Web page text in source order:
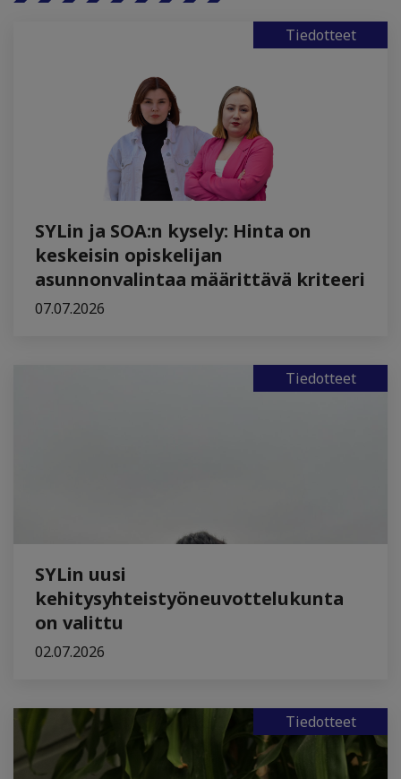
Tiedotteet
SYLin ja SOA:n kysely: Hinta on
keskeisin opiskelijan
asunnonvalintaa määrittävä kriteeri
07.07.2026
Tiedotteet
SYLin uusi
kehitysyhteistyöneuvottelukunta
on valittu
02.07.2026
Tiedotteet